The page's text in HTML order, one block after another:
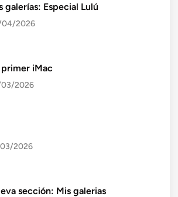
galerías: Especial Lulú
2026
iMac
2026
2026
sección: Mis galerias